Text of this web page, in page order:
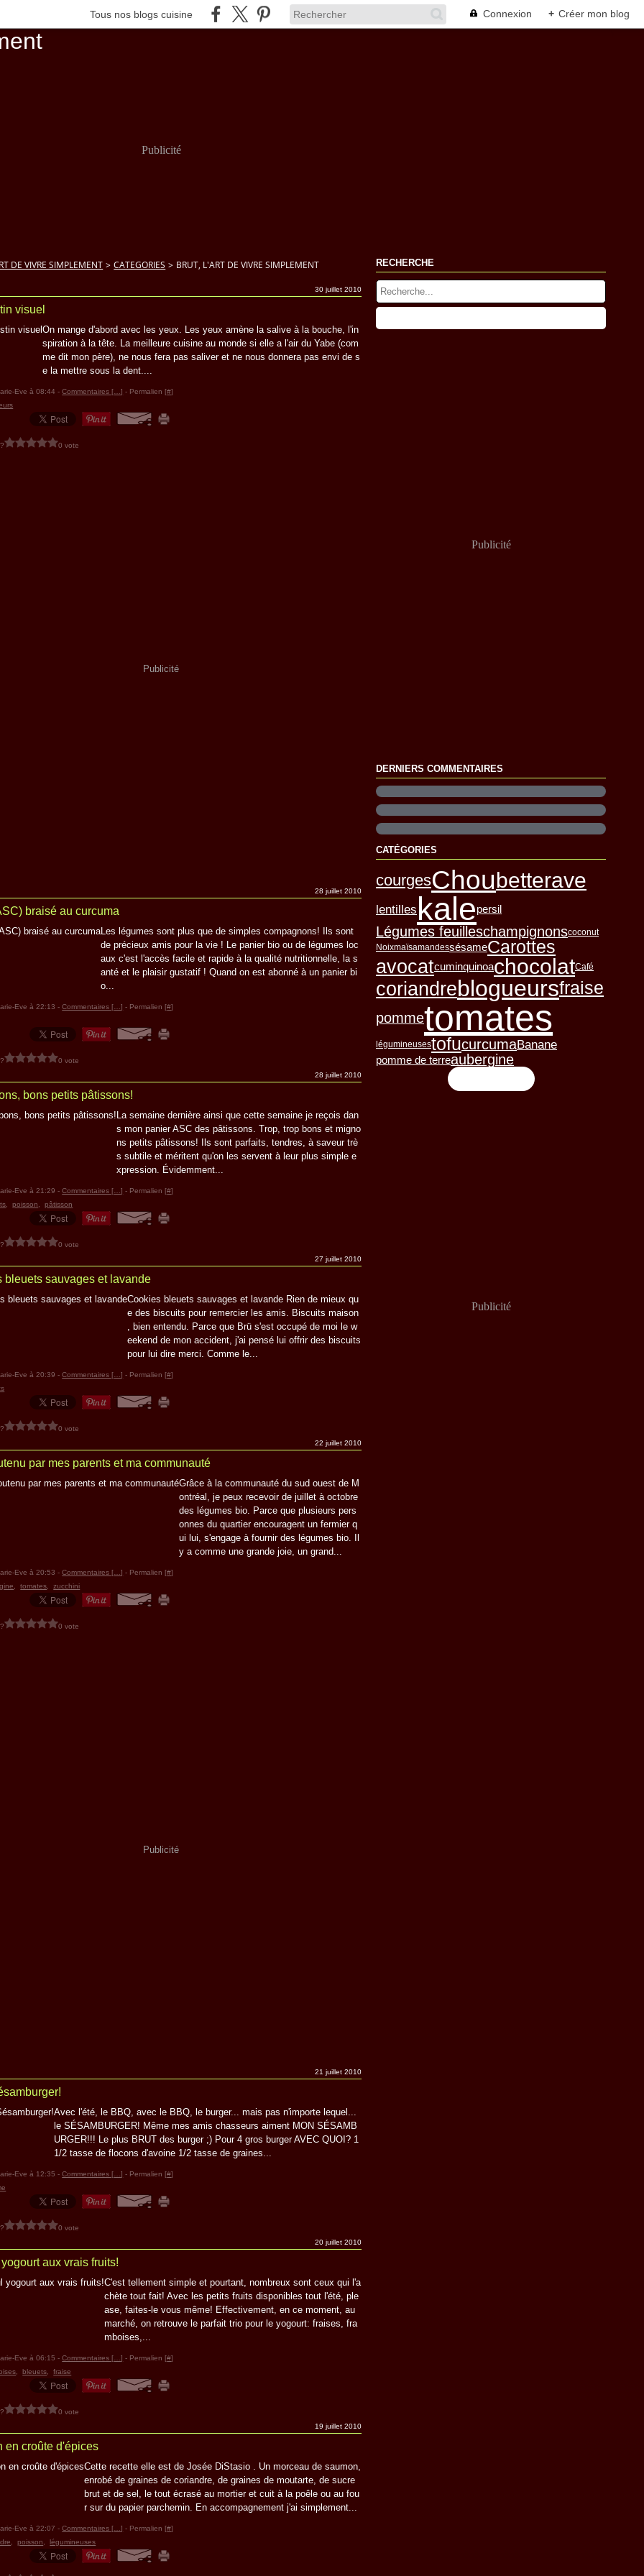
Tous nos blogs cuisine Connexion + Créer mon blog
Publicité
DE VIVRE SIMPLEMENT > CATEGORIES > BRUT, L'ART DE VIVRE SIMPLEMENT
30 juillet 2010
visuel
On mange d'abord avec les yeux. Les yeux amène la salive à la bouche, l'in
spiration à la tête. La meilleure cuisine au monde si elle a l'air du Yabe (com
me dit mon père), ne nous fera pas saliver et ne nous donnera pas envi de s
e la mettre sous la dent....
Eve à 08:44 -Commentaires [ …] - Permalien [#]
0 vote
Publicité
28 juillet 2010
braisé au curcuma
Les légumes sont plus que de simples compagnons! Ils sont
de précieux amis pour la vie ! Le panier bio ou de légumes loc
aux c'est l'accès facile et rapide à la qualité nutritionnelle, la s
anté et le plaisir gustatif ! Quand on est abonné à un panier bi
o...
Eve à 22:13 -Commentaires [ …] - Permalien [#]
0 vote
28 juillet 2010
bons petits pâtissons!
La semaine dernière ainsi que cette semaine je reçois dan
s mon panier ASC des pâtissons. Trop, trop bons et migno
ns petits pâtissons! Ils sont parfaits, tendres, à saveur trè
s subtile et méritent qu'on les servent à leur plus simple e
xpression. Évidemment...
Eve à 21:29 -Commentaires [ …] - Permalien [#]
,poisson ,pâtisson
0 vote
27 juillet 2010
bleuets sauvages et lavande
Cookies bleuets sauvages et lavande Rien de mieux qu
e des biscuits pour remercier les amis. Biscuits maison
, bien entendu. Parce que Brü s'est occupé de moi le w
eekend de mon accident, j'ai pensé lui offrir des biscuits
pour lui dire merci. Comme le...
Eve à 20:39 -Commentaires [ …] - Permalien [#]
0 vote
22 juillet 2010
par mes parents et ma communauté
Grâce à la communauté du sud ouest de M
ontréal, je peux recevoir de juillet à octobre
des légumes bio. Parce que plusieurs pers
onnes du quartier encouragent un fermier q
ui lui, s'engage à fournir des légumes bio. Il
y a comme une grande joie, un grand...
Eve à 20:53 -Commentaires [ …] - Permalien [#]
,tomates ,zucchini
0 vote
Publicité
21 juillet 2010
Avec l'été, le BBQ, avec le BBQ, le burger... mais pas n'importe lequel...
le SÉSAMBURGER! Même mes amis chasseurs aiment MON SÉSAMB
URGER!!! Le plus BRUT des burger ;) Pour 4 gros burger AVEC QUOI? 1
1/2 tasse de flocons d'avoine 1/2 tasse de graines...
Eve à 12:35 -Commentaires [ …] - Permalien [#]
0 vote
20 juillet 2010
aux vrais fruits!
C'est tellement simple et pourtant, nombreux sont ceux qui l'a
chète tout fait! Avec les petits fruits disponibles tout l'été, ple
ase, faites-le vous même! Effectivement, en ce moment, au
marché, on retrouve le parfait trio pour le yogourt: fraises, fra
mboises,...
Eve à 06:15 -Commentaires [ …] - Permalien [#]
,bleuets ,fraise
0 vote
19 juillet 2010
en croûte d'épices
Cette recette elle est de Josée DiStasio . Un morceau de saumon,
enrobé de graines de coriandre, de graines de moutarte, de sucre
brut et de sel, le tout écrasé au mortier et cuit à la poêle ou au fou
r sur du papier parchemin. En accompagnement j'ai simplement...
Eve à 22:07 -Commentaires [ …] - Permalien [#]
,poisson ,légumineuses
RECHERCHE
Publicité
DERNIERS COMMENTAIRES
CATÉGORIES
courgesChoubetterave
lentilles kalepersil
Légumes feuilleschampignonscoconut
NoixmaïsamandessésameCarottes
avocatcuminquinoachocolatCafé
coriandreblogueursfraise
pommetomates
légumineusestofucurcumaBanane
pomme de terreaubergine
Publicité